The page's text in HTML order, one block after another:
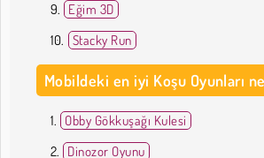
Eğim 3D
Stacky Run
Mobildeki en iyi Koşu Oyunları
Obby Gökkuşağı Kulesi
Dinozor Oyunu